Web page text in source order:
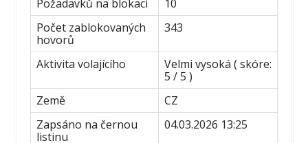
Požadavků na blokaci
10
Počet zablokovaných
hovorů
343
Aktivita volajícího
Velmi vysoká ( skóre:
5 / 5 )
Země
CZ
Zapsáno na černou
listinu
04.03.2026 13:25